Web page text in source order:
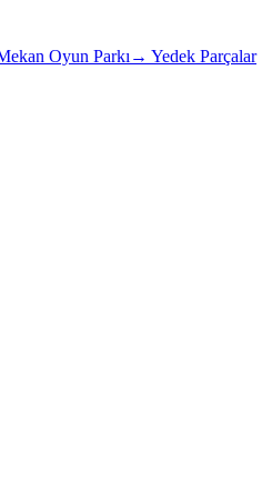
Oyun Parkı→ Yedek Parçalar